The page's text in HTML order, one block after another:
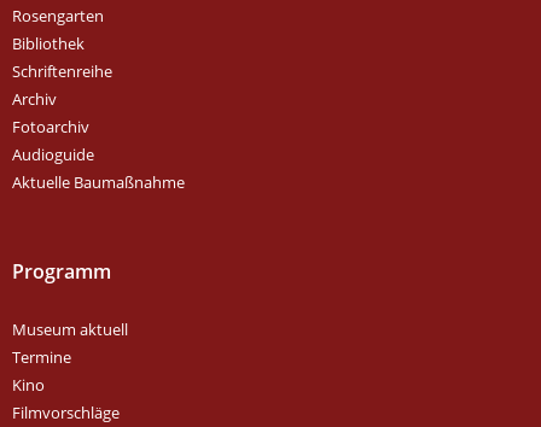
Rosengarten
Bibliothek
Schriftenreihe
Archiv
Fotoarchiv
Audioguide
Aktuelle Baumaßnahme
Programm
Museum aktuell
Termine
Kino
Filmvorschläge